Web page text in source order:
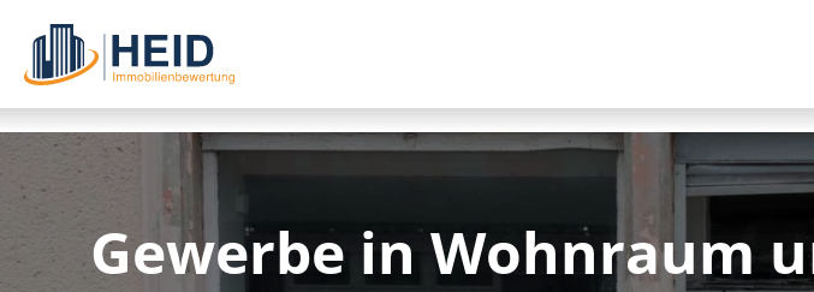
Gewerbe in Wohnraum